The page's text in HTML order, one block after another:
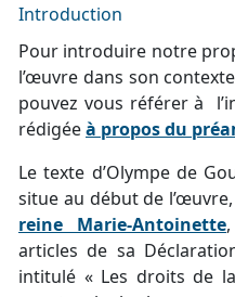
Introduction
Pour introduire notre
l’œuvre dans son
pouvez vous référer à
rédigéeà propos du
Le texte d’Olympe de
situe au début de
reine Marie-Antoinette
articles de sa
intitulé « Les droits de